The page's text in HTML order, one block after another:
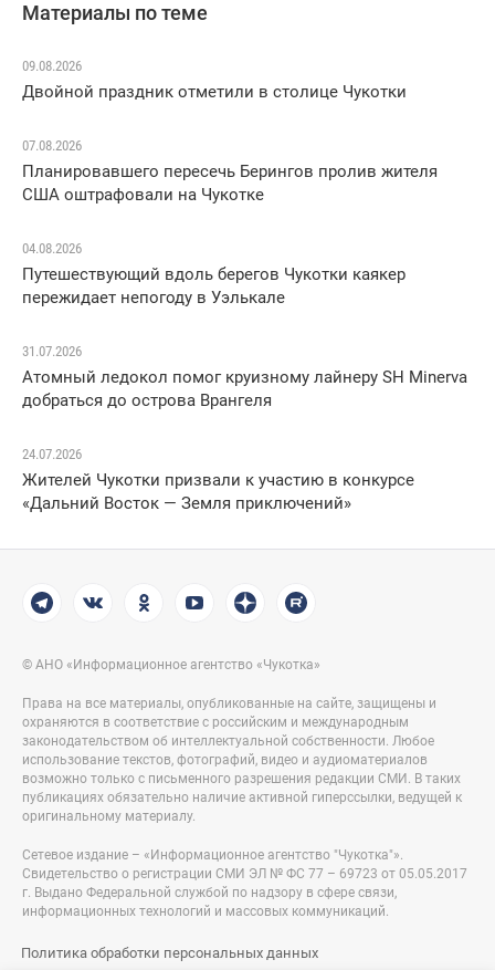
Материалы по теме
09.08.2026
Двойной праздник отметили в столице Чукотки
07.08.2026
Планировавшего пересечь Берингов пролив жителя
США оштрафовали на Чукотке
04.08.2026
Путешествующий вдоль берегов Чукотки каякер
пережидает непогоду в Уэлькале
31.07.2026
Атомный ледокол помог круизному лайнеру SH Minerva
добраться до острова Врангеля
24.07.2026
Жителей Чукотки призвали к участию в конкурсе
«Дальний Восток — Земля приключений»
© АНО «Информационное агентство «Чукотка»
Права на все материалы, опубликованные на сайте, защищены и
охраняются в соответствие с российским и международным
законодательством об интеллектуальной собственности. Любое
использование текстов, фотографий, видео и аудиоматериалов
возможно только с письменного разрешения редакции СМИ. В таких
публикациях обязательно наличие активной гиперссылки, ведущей к
оригинальному материалу.
Сетевое издание – «Информационное агентство "Чукотка"».
Свидетельство о регистрации СМИ ЭЛ № ФС 77 – 69723 от 05.05.2017
г. Выдано Федеральной службой по надзору в сфере связи,
информационных технологий и массовых коммуникаций.
Политика обработки персональных данных